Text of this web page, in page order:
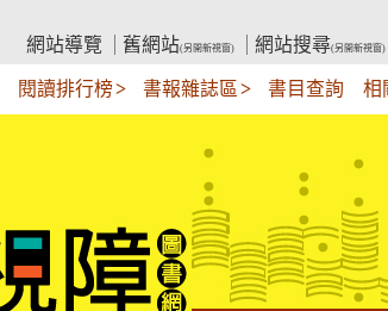
網站導覽
舊網站(另開新視窗) 網站搜尋(另開新視窗)
閱讀排行榜 書報雜誌區 書目查詢 相